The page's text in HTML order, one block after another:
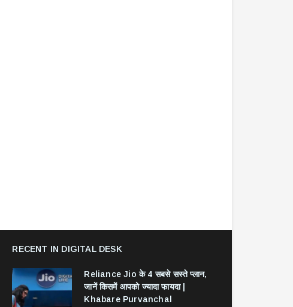
RECENT IN DIGITAL DESK
Reliance Jio के 4 सबसे सस्ते प्लान,
जानें किसमें आपको ज्यादा फायदा |
Khabare Purvanchal